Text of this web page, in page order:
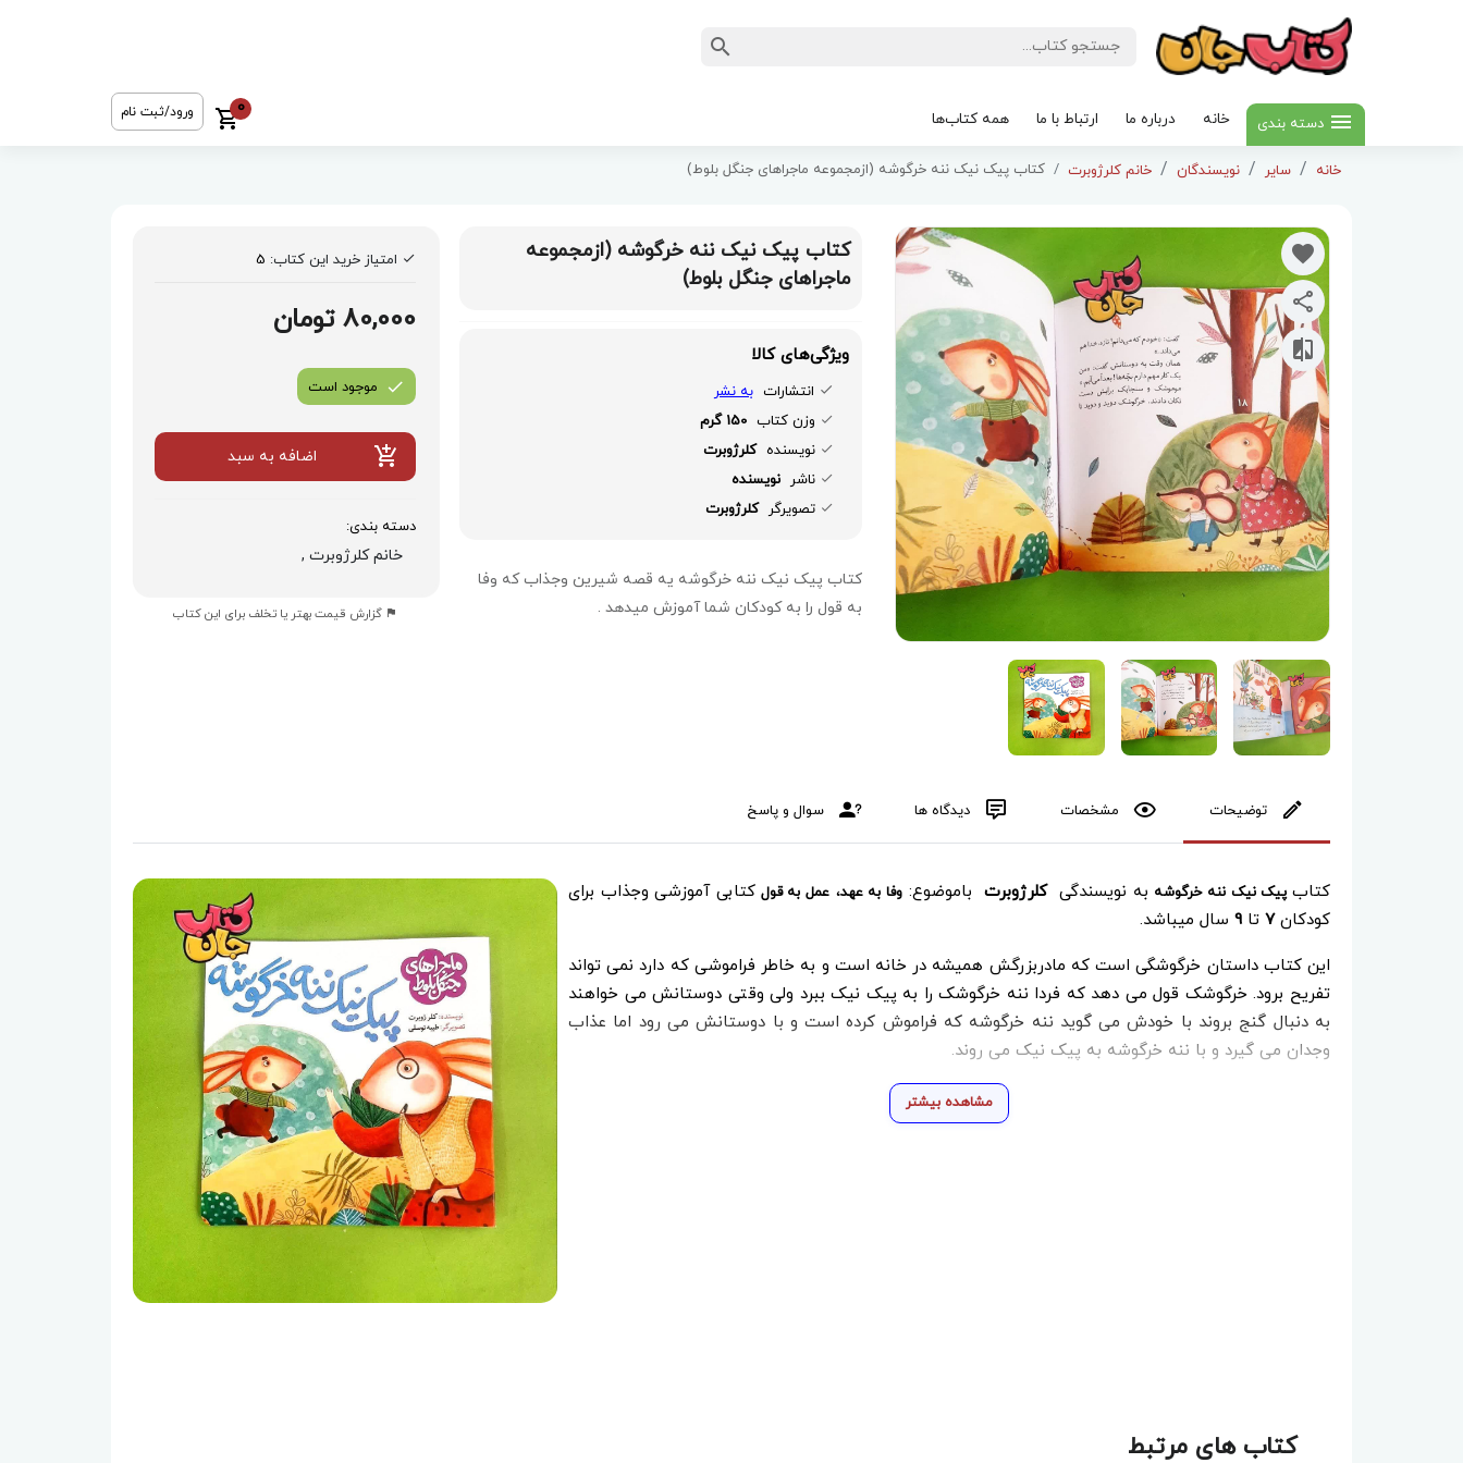
دسته بندی خانه درباره ما ارتباط با ما همه کتاب‌ها
0 ورود/ثبت نام
خانه سایر نویسندگان خانم کلرژوبرت کتاب پیک نیک ننه خرگوشه (ازمجموعه ماجراهای جنگل بلوط)
کتاب پیک نیک ننه خرگوشه (ازمجموعه
ماجراهای جنگل بلوط)
ویژگی‌های کالا
انتشارات به نشر
وزن کتاب 150 گرم
نویسنده کلرژوبرت
ناشر نویسنده
تصویرگر کلرژوبرت
کتاب پیک نیک ننه خرگوشه یه قصه شیرین وجذاب که وفا
به قول را به کودکان شما آموزش میدهد .
امتیاز خرید این کتاب: 5
80,000 تومان
موجود است
اضافه به سبد
دسته بندی:
خانم کلرژوبرت ,
گزارش قیمت بهتر یا تخلف برای این کتاب
توضیحات مشخصات دیدگاه ها سوال و پاسخ
کتابپیک نیک ننه خرگوشه به نویسندگیکلرژوبرت باموضوع:وفا به عهد،عمل به قولکتابی آموزشی وجذاب برای
کودکان7 تا
سال میباشد.
این کتاب داستان خرگوشگی است که مادربزرگش همیشه در خانه است و به خاطر فراموشی که دارد نمی تواند
تفریح برود. خرگوشک قول می دهد که فردا ننه خرگوشک را به پیک نیک ببرد ولی وقتی دوستانش می خواهند
به دنبال گنج بروند با خودش می گوید ننه خرگوشه که فراموش کرده است و با دوستانش می رود اما عذاب
وجدان می گیرد و با ننه خرگوشه به پیک نیک می روند.
مشاهده بیشتر
کتاب های مرتبط